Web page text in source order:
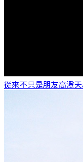
從來不只是朋友高澄